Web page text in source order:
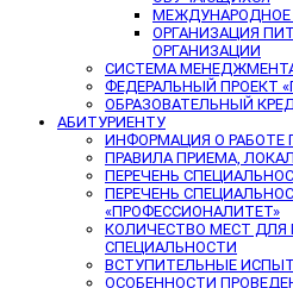
МЕЖДУНАРОДНОЕ
ОРГАНИЗАЦИЯ
ОРГАНИЗАЦИИ
СИСТЕМА
ФЕДЕРАЛЬНЫЙ ПРОЕКТ
ОБРАЗОВАТЕЛЬНЫЙ
АБИТУРИЕНТУ
ИНФОРМАЦИЯ О
ПРАВИЛА ПРИЕМА,
ПЕРЕЧЕНЬ
ПЕРЕЧЕНЬ
«ПРОФЕССИОНАЛИТЕТ»
КОЛИЧЕСТВО МЕСТ
СПЕЦИАЛЬНОСТИ
ВСТУПИТЕЛЬНЫЕ
ОСОБЕННОСТИ